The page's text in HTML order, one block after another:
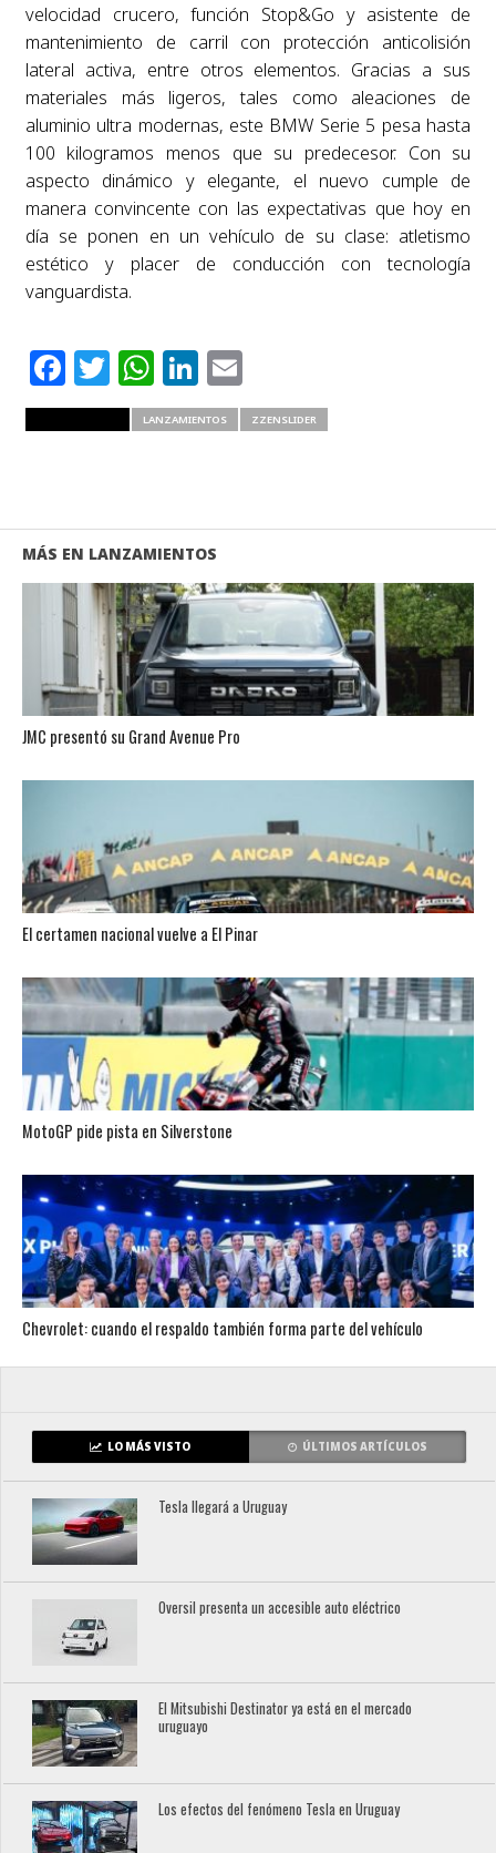
velocidad crucero, función Stop&Go y asistente de
mantenimiento de carril con protección anticolisión
lateral activa, entre otros elementos. Gracias a sus
materiales más ligeros, tales como aleaciones de
aluminio ultra modernas, este BMW Serie 5 pesa hasta
100 kilogramos menos que su predecesor. Con su
aspecto dinámico y elegante, el nuevo cumple de
manera convincente con las expectativas que hoy en
día se ponen en un vehículo de su clase: atletismo
estético y placer de conducción con tecnología
vanguardista.
Facebook
Twitter
WhatsApp
LinkedIn
Email
LANZAMIENTOS ZZENSLIDER
MÁS EN LANZAMIENTOS
JMC presentó su Grand Avenue Pro
El certamen nacional vuelve a El Pinar
MotoGP pide pista en Silverstone
Chevrolet: cuando el respaldo también forma parte del vehículo
LO MÁS VISTO ÚLTIMOS ARTÍCULOS
Tesla llegará a Uruguay
Oversil presenta un accesible auto eléctrico
El Mitsubishi Destinator ya está en el mercado
uruguayo
Los efectos del fenómeno Tesla en Uruguay